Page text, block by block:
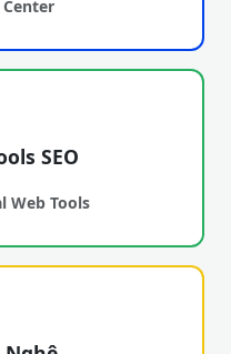
SEO
Web Tools